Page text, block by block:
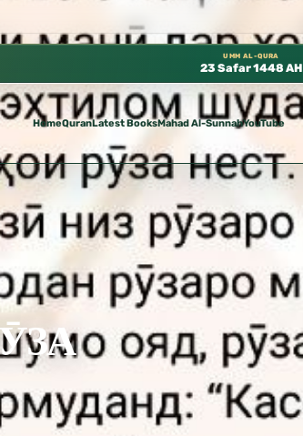
UMM AL-QURA
23 Safar 1448 AH
HomeQuranLatest BooksMahad Al-SunnahYouTube